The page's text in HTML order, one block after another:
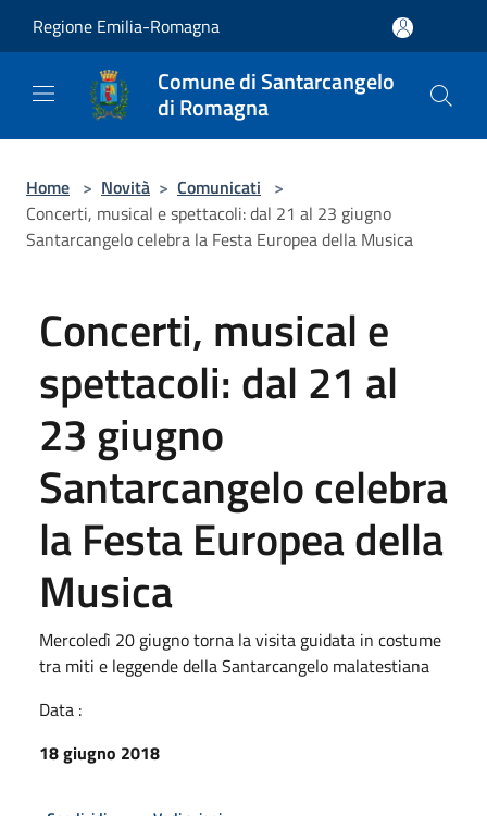
Regione Emilia-Romagna
Comune di Santarcangelo
di Romagna
Home > Novità > Comunicati >
Concerti, musical e spettacoli: dal 21 al 23 giugno
Santarcangelo celebra la Festa Europea della Musica
Concerti, musical e
spettacoli: dal 21 al
23 giugno
Santarcangelo celebra
la Festa Europea della
Musica
Mercoledì 20 giugno torna la visita guidata in costume
tra miti e leggende della Santarcangelo malatestiana
Data :
18 giugno 2018